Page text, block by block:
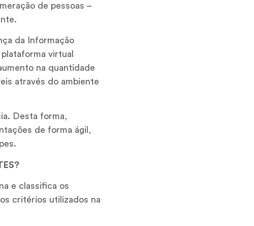
de pessoas –
da Informação
virtual
na quantidade
através do ambiente
Desta forma,
de forma ágil,
e classifica os
critérios utilizados na